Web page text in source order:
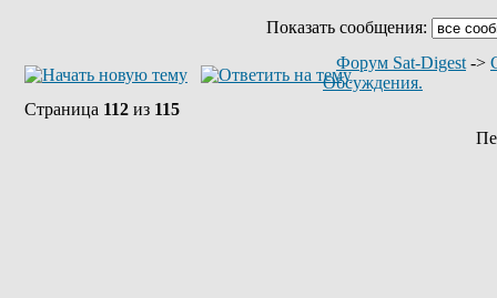
Показать сообщения:
Форум Sat-Digest ->
Обсуждения.
Страница 112 из 115